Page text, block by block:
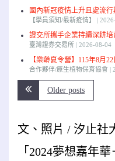
國內新冠疫情上升且處流
【學員須知/最新疫情】
證交所攜手企業持續深耕
臺灣證券交易所 2026-08-04
【樂齡夏令營】115年8月
合作夥伴/原生植物保育協會
Older posts
文、照片 / 汐止社
「2024夢想嘉年